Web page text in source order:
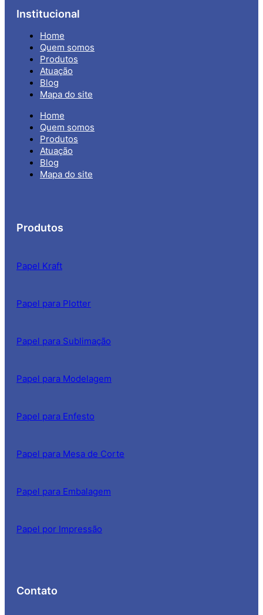
Institucional
Home
Quem somos
Produtos
Atuação
Blog
Mapa do site
Home
Quem somos
Produtos
Atuação
Blog
Mapa do site
Produtos
Papel Kraft
Papel para Plotter
Papel para Sublimação
Papel para Modelagem
Papel para Enfesto
Papel para Mesa de Corte
Papel para Embalagem
Papel por Impressão
Contato